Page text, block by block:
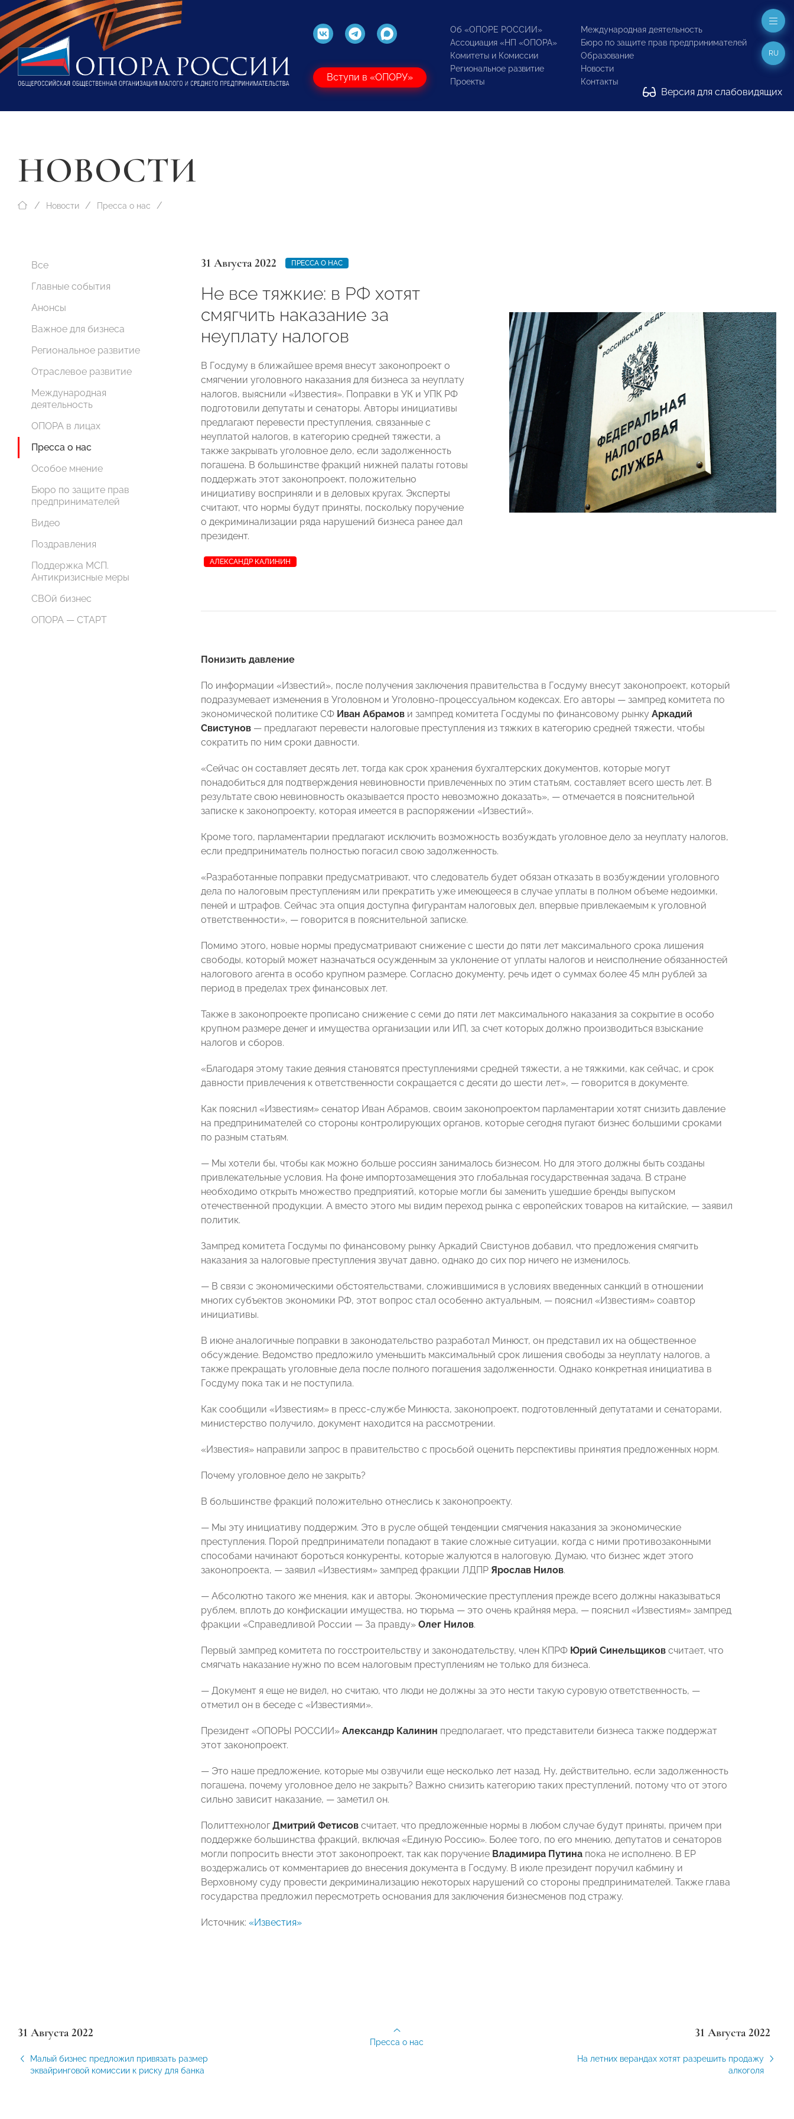
Вступи в «ОПОРУ»
Об «ОПОРЕ РОССИИ»
Ассоциация «НП «ОПОРА»
Комитеты и Комиссии
Региональное развитие
Проекты
Международная деятельность
Бюро по защите прав предпринимателей
Образование
Новости
Контакты
Версия для слабовидящих
RU
НОВОСТИ
Новости Пресса о нас
Все
Главные события
Анонсы
Важное для бизнеса
Региональное развитие
Отраслевое развитие
Международная
деятельность
ОПОРА в лицах
Пресса о нас
Особое мнение
Бюро по защите прав
предпринимателей
Видео
Поздравления
Поддержка МСП.
Антикризисные меры
СВОй бизнес
ОПОРА — СТАРТ
31 Августа 2022 ПРЕССА О НАС
Не все тяжкие: в РФ хотят
смягчить наказание за
неуплату налогов
В Госдуму в ближайшее время внесут законопроект о
смягчении уголовного наказания для бизнеса за неуплату
налогов, выяснили «Известия». Поправки в УК и УПК РФ
подготовили депутаты и сенаторы. Авторы инициативы
предлагают перевести преступления, связанные с
неуплатой налогов, в категорию средней тяжести, а
также закрывать уголовное дело, если задолженность
погашена. В большинстве фракций нижней палаты готовы
поддержать этот законопроект, положительно
инициативу восприняли и в деловых кругах. Эксперты
считают, что нормы будут приняты, поскольку поручение
о декриминализации ряда нарушений бизнеса ранее дал
президент.
АЛЕКСАНДР КАЛИНИН
Понизить давление
По информации «Известий», после получения заключения правительства в Госдуму внесут законопроект, который
подразумевает изменения в Уголовном и Уголовно-процессуальном кодексах. Его авторы — зампред комитета по
экономической политике СФ Иван Абрамов и зампред комитета Госдумы по финансовому рынку Аркадий
Свистунов — предлагают перевести налоговые преступления из тяжких в категорию средней тяжести, чтобы
сократить по ним сроки давности.
«Сейчас он составляет десять лет, тогда как срок хранения бухгалтерских документов, которые могут
понадобиться для подтверждения невиновности привлеченных по этим статьям, составляет всего шесть лет. В
результате свою невиновность оказывается просто невозможно доказать», — отмечается в пояснительной
записке к законопроекту, которая имеется в распоряжении «Известий».
Кроме того, парламентарии предлагают исключить возможность возбуждать уголовное дело за неуплату налогов,
если предприниматель полностью погасил свою задолженность.
«Разработанные поправки предусматривают, что следователь будет обязан отказать в возбуждении уголовного
дела по налоговым преступлениям или прекратить уже имеющееся в случае уплаты в полном объеме недоимки,
пеней и штрафов. Сейчас эта опция доступна фигурантам налоговых дел, впервые привлекаемым к уголовной
ответственности», — говорится в пояснительной записке.
Помимо этого, новые нормы предусматривают снижение с шести до пяти лет максимального срока лишения
свободы, который может назначаться осужденным за уклонение от уплаты налогов и неисполнение обязанностей
налогового агента в особо крупном размере. Согласно документу, речь идет о суммах более 45 млн рублей за
период в пределах трех финансовых лет.
Также в законопроекте прописано снижение с семи до пяти лет максимального наказания за сокрытие в особо
крупном размере денег и имущества организации или ИП, за счет которых должно производиться взыскание
налогов и сборов.
«Благодаря этому такие деяния становятся преступлениями средней тяжести, а не тяжкими, как сейчас, и срок
давности привлечения к ответственности сокращается с десяти до шести лет», — говорится в документе.
Как пояснил «Известиям» сенатор Иван Абрамов, своим законопроектом парламентарии хотят снизить давление
на предпринимателей со стороны контролирующих органов, которые сегодня пугают бизнес большими сроками
по разным статьям.
— Мы хотели бы, чтобы как можно больше россиян занималось бизнесом. Но для этого должны быть созданы
привлекательные условия. На фоне импортозамещения это глобальная государственная задача. В стране
необходимо открыть множество предприятий, которые могли бы заменить ушедшие бренды выпуском
отечественной продукции. А вместо этого мы видим переход рынка с европейских товаров на китайские, — заявил
политик.
Зампред комитета Госдумы по финансовому рынку Аркадий Свистунов добавил, что предложения смягчить
наказания за налоговые преступления звучат давно, однако до сих пор ничего не изменилось.
— В связи с экономическими обстоятельствами, сложившимися в условиях введенных санкций в отношении
многих субъектов экономики РФ, этот вопрос стал особенно актуальным, — пояснил «Известиям» соавтор
инициативы.
В июне аналогичные поправки в законодательство разработал Минюст, он представил их на общественное
обсуждение. Ведомство предложило уменьшить максимальный срок лишения свободы за неуплату налогов, а
также прекращать уголовные дела после полного погашения задолженности. Однако конкретная инициатива в
Госдуму пока так и не поступила.
Как сообщили «Известиям» в пресс-службе Минюста, законопроект, подготовленный депутатами и сенаторами,
министерство получило, документ находится на рассмотрении.
«Известия» направили запрос в правительство с просьбой оценить перспективы принятия предложенных норм.
Почему уголовное дело не закрыть?
В большинстве фракций положительно отнеслись к законопроекту.
— Мы эту инициативу поддержим. Это в русле общей тенденции смягчения наказания за экономические
преступления. Порой предприниматели попадают в такие сложные ситуации, когда с ними противозаконными
способами начинают бороться конкуренты, которые жалуются в налоговую. Думаю, что бизнес ждет этого
законопроекта, — заявил «Известиям» зампред фракции ЛДПР Ярослав Нилов.
— Абсолютно такого же мнения, как и авторы. Экономические преступления прежде всего должны наказываться
рублем, вплоть до конфискации имущества, но тюрьма — это очень крайняя мера, — пояснил «Известиям» зампред
фракции «Справедливой России — За правду» Олег Нилов.
Первый зампред комитета по госстроительству и законодательству, член КПРФ Юрий Синельщиков считает, что
смягчать наказание нужно по всем налоговым преступлениям не только для бизнеса.
— Документ я еще не видел, но считаю, что люди не должны за это нести такую суровую ответственность, —
отметил он в беседе с «Известиями».
Президент «ОПОРЫ РОССИИ» Александр Калинин предполагает, что представители бизнеса также поддержат
этот законопроект.
— Это наше предложение, которые мы озвучили еще несколько лет назад. Ну, действительно, если задолженность
погашена, почему уголовное дело не закрыть? Важно снизить категорию таких преступлений, потому что от этого
сильно зависит наказание, — заметил он.
Политтехнолог Дмитрий Фетисов считает, что предложенные нормы в любом случае будут приняты, причем при
поддержке большинства фракций, включая «Единую Россию». Более того, по его мнению, депутатов и сенаторов
могли попросить внести этот законопроект, так как поручение Владимира Путина пока не исполнено. В ЕР
воздержались от комментариев до внесения документа в Госдуму. В июле президент поручил кабмину и
Верховному суду провести декриминализацию некоторых нарушений со стороны предпринимателей. Также глава
государства предложил пересмотреть основания для заключения бизнесменов под стражу.
Источник: «Известия»
31 Августа 2022
Малый бизнес предложил привязать размер
эквайринговой комиссии к риску для банка
31 Августа 2022
На летних верандах хотят разрешить продажу
алкоголя
Пресса о нас